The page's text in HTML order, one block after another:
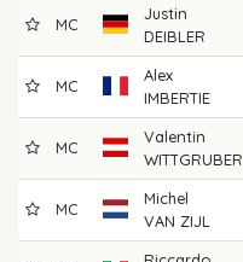
MC
Justin
DEIBLER
MC
Alex
IMBERTIE
MC
Valentin
WITTGRUBER
MC
Michel
VAN ZIJL